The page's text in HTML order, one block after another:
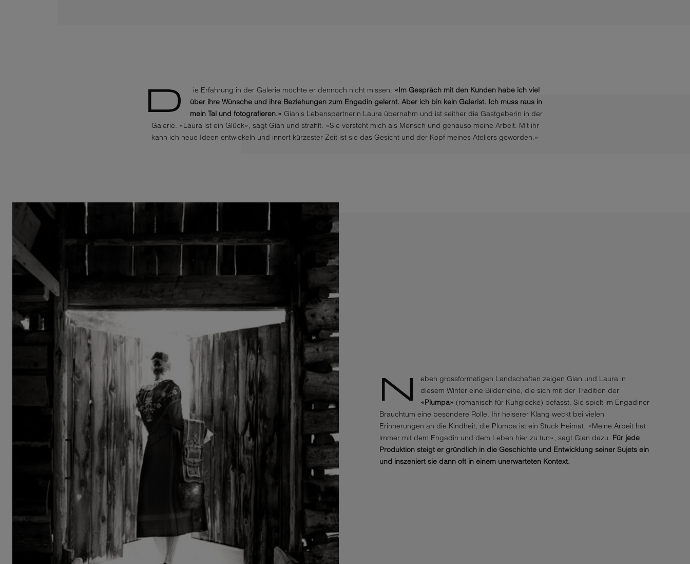
D ie Erfahrung in der Galerie möchte er dennoch nicht missen: «Im Gespräch mit den Kunden habe ich viel
über ihre Wünsche und ihre Beziehungen zum Engadin gelernt. Aber ich bin kein Galerist. Ich muss raus in
mein Tal und fotografieren.» Gian‘s Lebenspartnerin Laura übernahm und ist seither die Gastgeberin in der
Galerie. «Laura ist ein Glück», sagt Gian und strahlt. «Sie versteht mich als Mensch und genauso meine Arbeit. Mit ihr
kann ich neue Ideen entwickeln und innert kürzester Zeit ist sie das Gesicht und der Kopf meines Ateliers geworden.»
N
eben grossformatigen Landschaften zeigen Gian und Laura in
diesem Winter eine Bilderreihe, die sich mit der Tradition der
«Plumpa» (romanisch für Kuhglocke) befasst. Sie spielt im Engadiner
Brauchtum eine besondere Rolle. Ihr heiserer Klang weckt bei vielen
Erinnerungen an die Kindheit; die Plumpa ist ein Stück Heimat. «Meine Arbeit hat
immer mit dem Engadin und dem Leben hier zu tun», sagt Gian dazu. Für jede
Produktion steigt er gründlich in die Geschichte und Entwicklung seiner Sujets ein
und inszeniert sie dann oft in einem unerwarteten Kontext.